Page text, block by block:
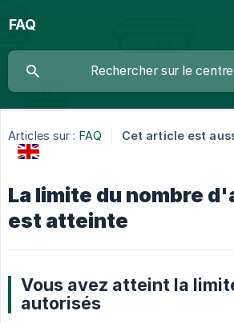
FAQ
Articles sur : FAQ Cet article est
La limite du nombre
est atteinte
Vous avez atteint la
autorisés